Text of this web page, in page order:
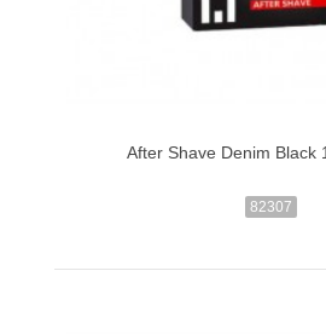
After Shave Denim Black
82307